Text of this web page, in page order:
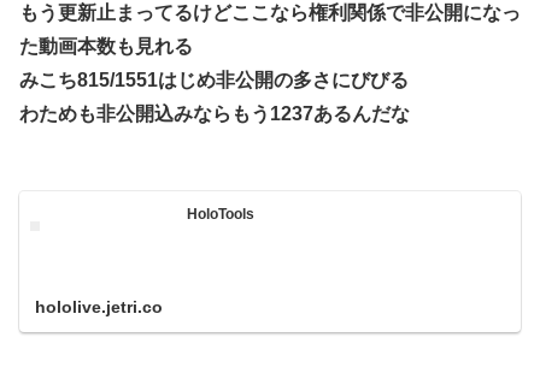
もう更新止まってるけどここなら権利関係で非公開になっ
た動画本数も見れる
みこち815/1551はじめ非公開の多さにびびる
わためも非公開込みならもう1237あるんだな
HoloTools
hololive.jetri.co